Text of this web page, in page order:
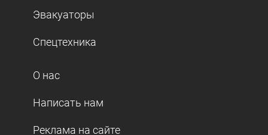
Эвакуаторы
Спецтехника
О нас
Написать нам
Реклама на сайте